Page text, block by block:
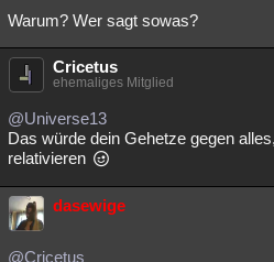
Warum? Wer sagt sowas?
Cricetus
ehemaliges Mitglied
@Universe13
Das würde dein Gehetze gegen
relativieren
dasewige
@Cricetus